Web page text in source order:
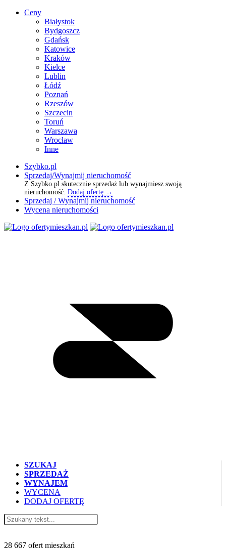
Ceny
Białystok
Bydgoszcz
Gdańsk
Katowice
Kraków
Kielce
Lublin
Łódź
Poznań
Rzeszów
Szczecin
Toruń
Warszawa
Wrocław
Inne
Szybko.pl
Sprzedaj/Wynajmij nieruchomość
Z Szybko.pl skutecznie sprzedaż lub wynajmiesz swoją
nieruchomość. Dodaj ofertę →
Sprzedaj / Wynajmij nieruchomość
Wycena nieruchomości
SZUKAJ
SPRZEDAŻ
WYNAJEM
WYCENA
DODAJ OFERTĘ
28 667 ofert mieszkań